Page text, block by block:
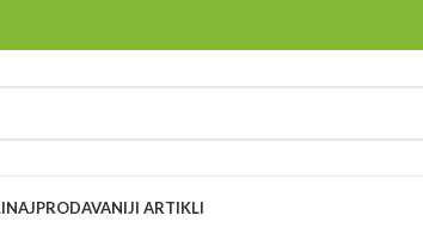
NAJPRODAVANIJI ARTIKLI